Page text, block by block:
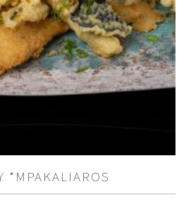
*MPAKALIAROS